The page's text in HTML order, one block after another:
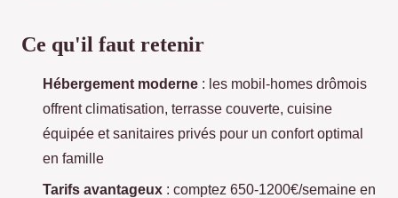
Ce qu'il faut retenir
Hébergement moderne : les mobil-homes drômois
offrent climatisation, terrasse couverte, cuisine
équipée et sanitaires privés pour un confort optimal
en famille
Tarifs avantageux : comptez 650-1200€/semaine en